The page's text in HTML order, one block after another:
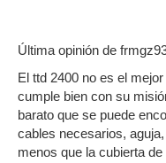
Última opinión de
El ttd 2400 no es el
cumple bien con su
barato que se puede
cables necesarios,
menos que la cubierta